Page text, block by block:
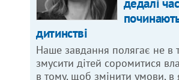
дедалі
дитинстві
Наше завдання полягає не в
змусити дітей соромитися
в тому, щоб змінити умови, в